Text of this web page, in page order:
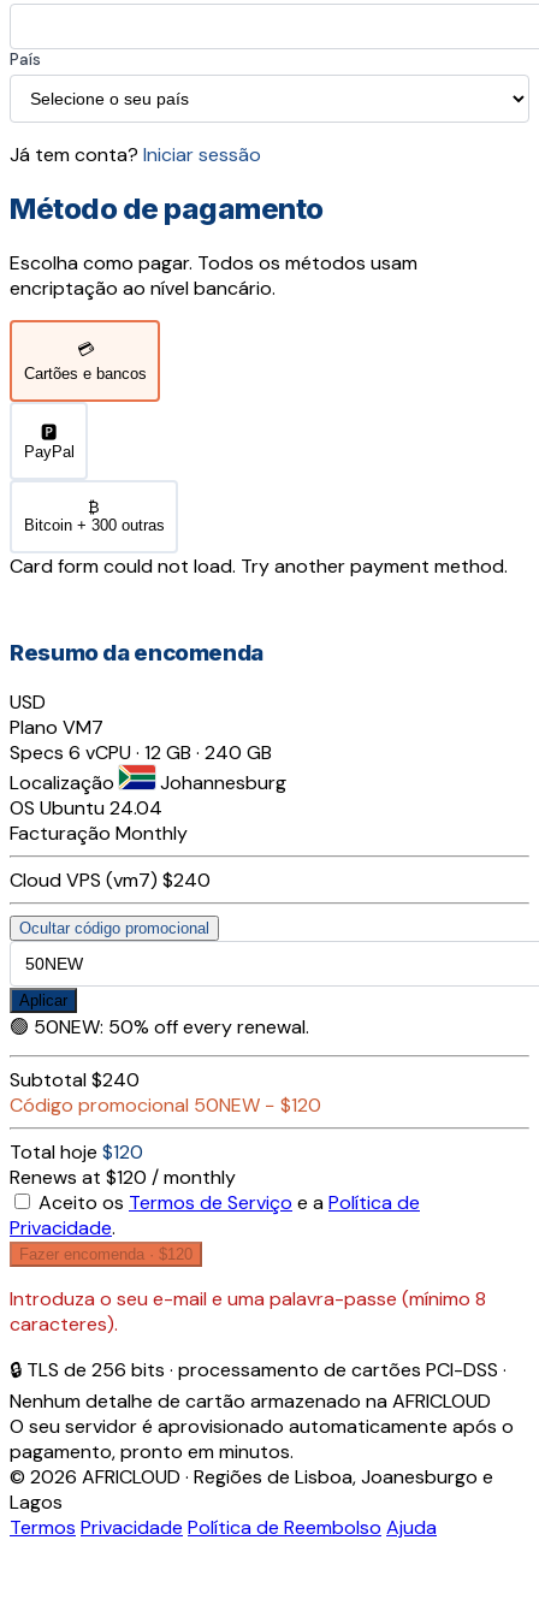
País
Já tem conta? Iniciar sessão
Método de pagamento
Escolha como pagar. Todos os métodos usam
encriptação ao nível bancário.
💳
Cartões e bancos
🅿️
PayPal
₿
Bitcoin + 300 outras
Card form could not load. Try another payment method.
Resumo da encomenda
USD
Plano VM7
Specs 6 vCPU · 12 GB · 240 GB
Localização
Johannesburg
OS Ubuntu 24.04
Facturação Monthly
Cloud VPS (vm7) $240
Ocultar código promocional
Aplicar
🟢 50NEW: 50% off every renewal.
Subtotal$240
Código promocional 50NEW − $120
Total hoje $120
Renews at $120 / monthly
Aceito os Termos de Serviço e aPolítica de
Privacidade.
Fazer encomenda · $120
Introduza o seu e-mail e uma palavra-passe (mínimo 8
caracteres).
🔒 TLS de 256 bits · processamento de cartões PCI-DSS ·
Nenhum detalhe de cartão armazenado na AFRICLOUD
O seu servidor é aprovisionado automaticamente após o
pagamento, pronto em minutos.
© 2026 AFRICLOUD · Regiões de Lisboa, Joanesburgo e
Lagos
Termos Privacidade Política de Reembolso Ajuda